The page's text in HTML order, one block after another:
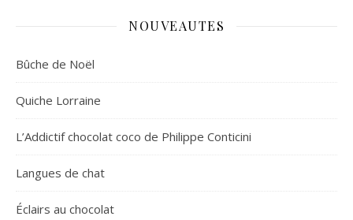
NOUVEAUTES
Bûche de Noël
Quiche Lorraine
L’Addictif chocolat coco de Philippe Conticini
Langues de chat
Éclairs au chocolat